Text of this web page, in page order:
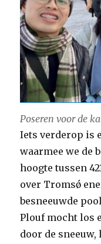
Poseren voor de
Iets verderop is
waarmee we de
hoogte tussen
over Tromsǿ
besneeuwde
Plouf mocht los
door de